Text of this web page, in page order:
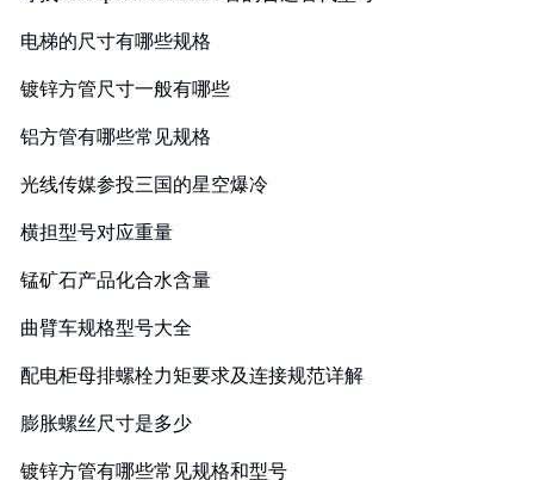
电梯的尺寸有哪些规格
镀锌方管尺寸一般有哪些
铝方管有哪些常见规格
光线传媒参投三国的星空爆冷
横担型号对应重量
锰矿石产品化合水含量
曲臂车规格型号大全
配电柜母排螺栓力矩要求及连接规范详解
膨胀螺丝尺寸是多少
镀锌方管有哪些常见规格和型号